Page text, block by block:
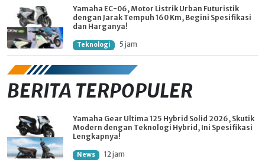
Yamaha EC-06, Motor Listrik Urban Futuristik
dengan Jarak Tempuh 160 Km, Begini Spesifikasi
dan Harganya!
Teknologi 5 jam
BERITA TERPOPULER
Yamaha Gear Ultima 125 Hybrid Solid 2026, Skutik
Modern dengan Teknologi Hybrid, Ini Spesifikasi
Lengkapnya!
News 12 jam